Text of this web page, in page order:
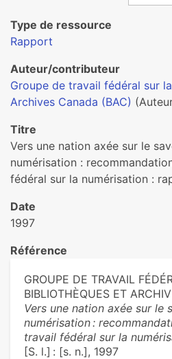
Type de ressource
Rapport
Auteur/contributeur
Groupe de travail fédéral sur
Archives Canada (BAC)
Titre
Vers une nation axée sur le
numérisation :
fédéral sur la numérisation :
Date
1997
Référence
GROUPE DE TRAVAIL
BIBLIOTHÈQUES ET
Vers une nation axée sur le
numérisation :
travail fédéral sur la
[S. l.] : [s. n.], 1997